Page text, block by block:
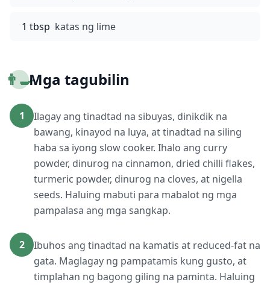
1 tbsp katas ng lime
👨‍🍳Mga tagubilin
1
Ilagay ang tinadtad na sibuyas, dinikdik na
bawang, kinayod na luya, at tinadtad na siling
haba sa iyong slow cooker. Ihalo ang curry
powder, dinurog na cinnamon, dried chilli flakes,
turmeric powder, dinurog na cloves, at nigella
seeds. Haluing mabuti para mabalot ng mga
pampalasa ang mga sangkap.
2
Ibuhos ang tinadtad na kamatis at reduced-fat na
gata. Maglagay ng pampatamis kung gusto, at
timplahan ng bagong giling na paminta. Haluing